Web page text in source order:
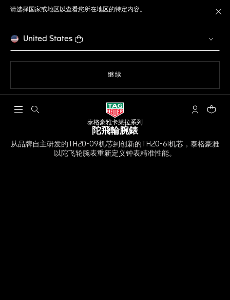
请选择国家或地区以查看您所在地区的特定内容。
United States
继续
打开搜索 My TAG您的